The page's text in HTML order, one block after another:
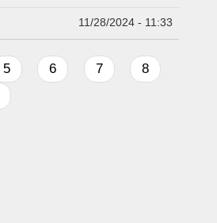
11/28/2024 - 11:33
5 6 7
8